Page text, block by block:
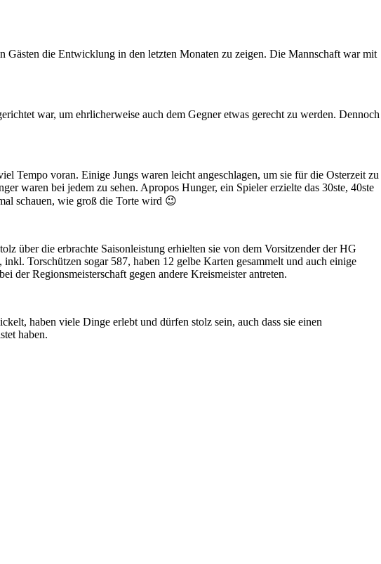
Gästen die Entwicklung in den letzten Monaten zu zeigen. Die Mannschaft war mit
war, um ehrlicherweise auch dem Gegner etwas gerecht zu werden. Dennoch
Tempo voran. Einige Jungs waren leicht angeschlagen, um sie für die Osterzeit zu
waren bei jedem zu sehen. Apropos Hunger, ein Spieler erzielte das 30ste, 40ste
schauen, wie groß die Torte wird 😉
über die erbrachte Saisonleistung erhielten sie von dem Vorsitzender der HG
Torschützen sogar 587, haben 12 gelbe Karten gesammelt und auch einige
der Regionsmeisterschaft gegen andere Kreismeister antreten.
haben viele Dinge erlebt und dürfen stolz sein, auch dass sie einen
haben.